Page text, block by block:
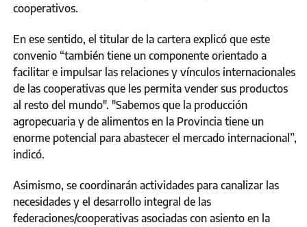
cooperativos.
En ese sentido, el titular de la cartera explicó que este
convenio “también tiene un componente orientado a
facilitar e impulsar las relaciones y vínculos internacionales
de las cooperativas que les permita vender sus productos
al resto del mundo". "Sabemos que la producción
agropecuaria y de alimentos en la Provincia tiene un
enorme potencial para abastecer el mercado internacional”,
indicó.
Asimismo, se coordinarán actividades para canalizar las
necesidades y el desarrollo integral de las
federaciones/cooperativas asociadas con asiento en la